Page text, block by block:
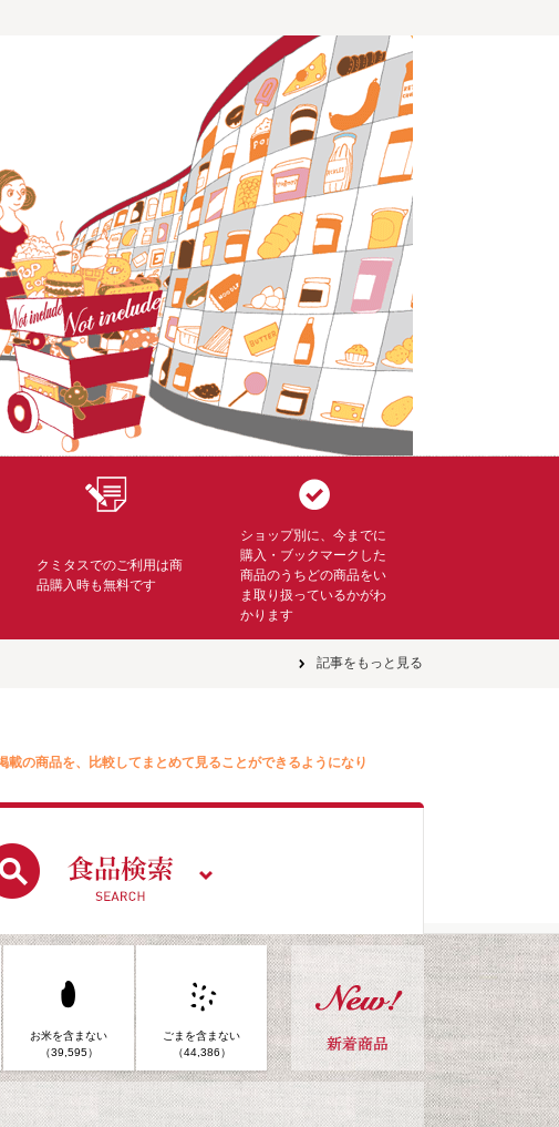
クミタスでのご利用は商
品購入時も無料です
ショップ別に、今までに
購入・ブックマークした
商品のうちどの商品をい
ま取り扱っているかがわ
かります
記事をもっと見る
載の商品を、比較してまとめて見ることができるようになり
お米を含まない
（39,595）
ごまを含まない
（44,386）